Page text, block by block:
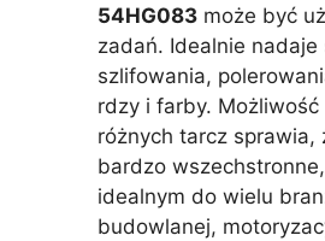
54HG083 może być
zadań. Idealnie nadaje
szlifowania,
rdzy i farby.
różnych tarcz sprawia,
bardzo
idealnym do wielu
budowlanej,